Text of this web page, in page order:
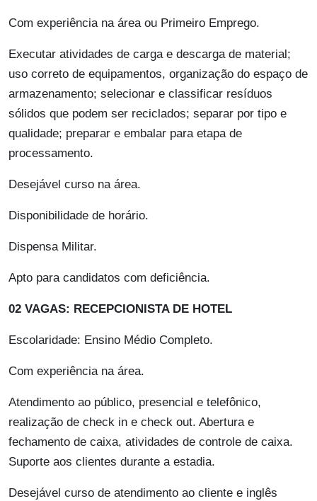
Com experiência na área ou Primeiro Emprego.
Executar atividades de carga e descarga de material;
uso correto de equipamentos, organização do espaço de
armazenamento; selecionar e classificar resíduos
sólidos que podem ser reciclados; separar por tipo e
qualidade; preparar e embalar para etapa de
processamento.
Desejável curso na área.
Disponibilidade de horário.
Dispensa Militar.
Apto para candidatos com deficiência.
02 VAGAS: RECEPCIONISTA DE HOTEL
Escolaridade: Ensino Médio Completo.
Com experiência na área.
Atendimento ao público, presencial e telefônico,
realização de check in e check out. Abertura e
fechamento de caixa, atividades de controle de caixa.
Suporte aos clientes durante a estadia.
Desejável curso de atendimento ao cliente e inglês